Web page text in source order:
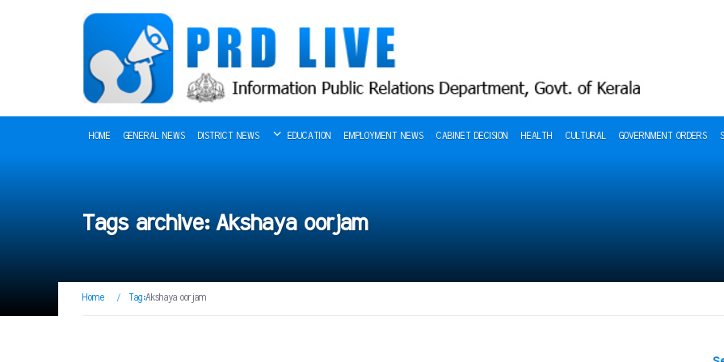
HOME GENERAL NEWS DISTRICT NEWS EDUCATION EMPLOYMENT NEWS CABINET DECISION HEALTH CULTURAL GOVERNMENT ORDERS
Tags archive: Akshaya oorjam
Home / Tag:Akshaya oorjam